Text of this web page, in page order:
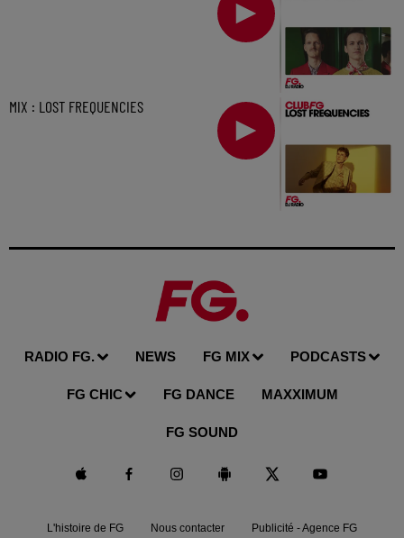
MIX : LOST FREQUENCIES
RADIO FG. NEWS FG MIX PODCASTS
FG CHIC FG DANCE MAXXIMUM
FG SOUND
L'histoire de FG Nous contacter Publicité - Agence FG